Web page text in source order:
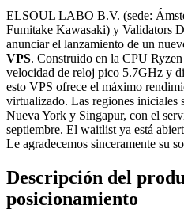
ELSOUL LABO B.V. (sede:
Fumitake Kawasaki) y Validators
anunciar el lanzamiento de un
VPS. Construido en la CPU
velocidad de reloj pico 5.7GHz y
esto VPS ofrece el máximo
virtualizado. Las regiones iniciales
Nueva York y Singapur, con el
septiembre. El waitlist ya está
Le agradecemos sinceramente su
Descripción del
posicionamiento